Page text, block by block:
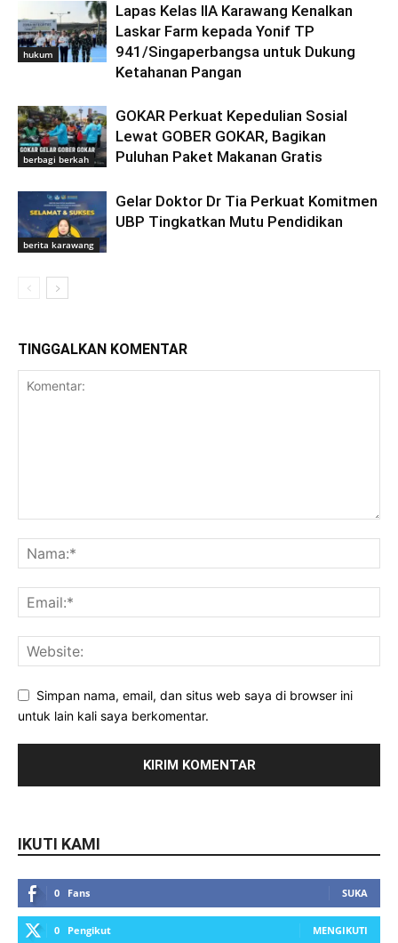
hukum
Lapas Kelas IIA Karawang Kenalkan
Laskar Farm kepada Yonif TP
941/Singaperbangsa untuk Dukung
Ketahanan Pangan
berbagi berkah
GOKAR Perkuat Kepedulian Sosial
Lewat GOBER GOKAR, Bagikan
Puluhan Paket Makanan Gratis
berita karawang
Gelar Doktor Dr Tia Perkuat Komitmen
UBP Tingkatkan Mutu Pendidikan
TINGGALKAN KOMENTAR
Simpan nama, email, dan situs web saya di browser ini
untuk lain kali saya berkomentar.
IKUTI KAMI
0 Fans SUKA
0 Pengikut MENGIKUTI